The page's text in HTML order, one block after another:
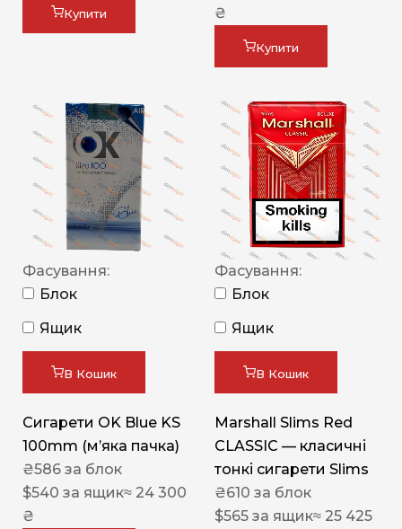
Купити
₴
Купити
Фасування:
Блок
Ящик
В Кошик
Сигарети OK Blue KS
100mm (м’яка пачка)
₴586 за блок
$540 за ящик≈ 24 300
₴
Фасування:
Блок
Ящик
В Кошик
Marshall Slims Red
CLASSIC — класичні
тонкі сигарети Slims
₴610 за блок
$565 за ящик≈ 25 425